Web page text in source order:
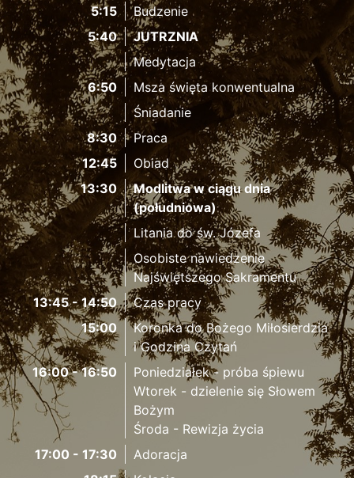
5:15
Budzenie
5:40
JUTRZNIA
Medytacja
6:50
Msza święta konwentualna
Śniadanie
8:30
Praca
12:45
Obiad
13:30
Modlitwa w ciągu dnia
(południowa)
Litania do św. Józefa
Osobiste nawiedzenie
Najświętszego Sakramentu
13:45 - 14:50
Czas pracy
15:00
Koronka do Bożego Miłosierdzia
i Godzina Czytań
16:00 - 16:50
Poniedziałek - próba śpiewu
Wtorek - dzielenie się Słowem
Bożym
Środa - Rewizja życia
17:00 - 17:30
Adoracja